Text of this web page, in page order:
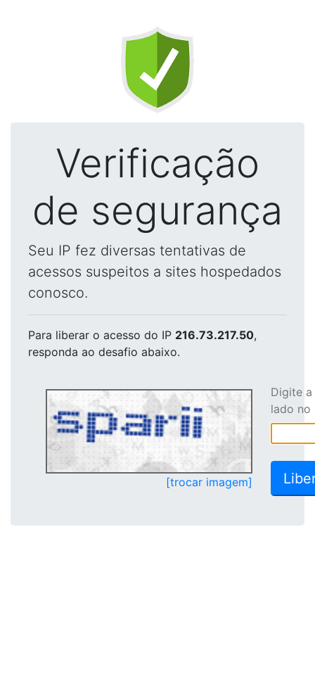
Verificação
de segurança
Seu IP fez diversas tentativas de
acessos suspeitos a sites hospedados
conosco.
Para liberar o acesso do IP 216.73.217.50,
responda ao desafio abaixo.
[trocar imagem]
Digite
lado no